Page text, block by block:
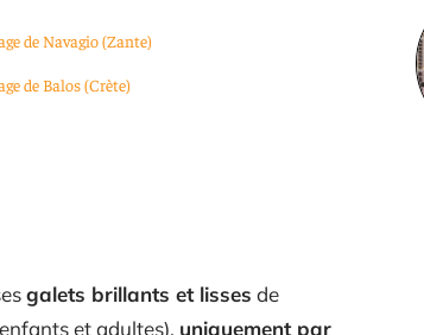
de Navagio (Zante)
de Balos (Crète)
galets brillants et lisses de
et adultes), uniquement par